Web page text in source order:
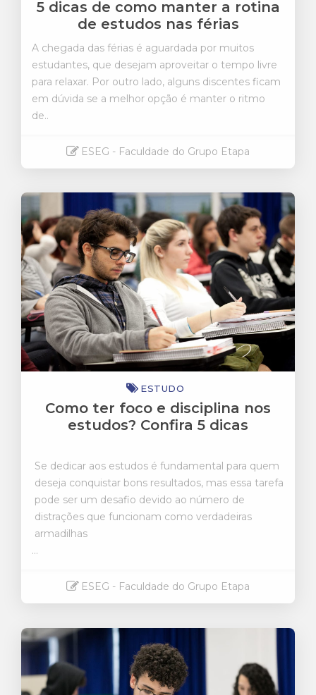
5 dicas de como manter a rotina
de estudos nas férias
A chegada das férias é aguardada por muitos
estudantes, que desejam aproveitar o tempo livre
para relaxar. Por outro lado, alguns discentes ficam
em dúvida se a melhor opção é manter o ritmo
de..
ESEG - Faculdade do Grupo Etapa
ESTUDO
Como ter foco e disciplina nos
estudos? Confira 5 dicas
Se dedicar aos estudos é fundamental para quem
deseja conquistar bons resultados, mas essa tarefa
pode ser um desafio devido ao número de
distrações que funcionam como verdadeiras
armadilhas
...
ESEG - Faculdade do Grupo Etapa